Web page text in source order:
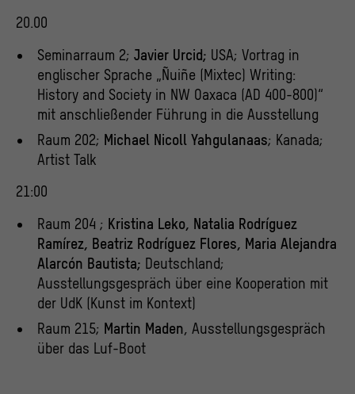
20.00
Seminarraum 2; Javier Urcid; USA; Vortrag in
englischer Sprache „Ñuiñe (Mixtec) Writing:
History and Society in NW Oaxaca (AD 400-800)“
mit anschließender Führung in die Ausstellung
Raum 202; Michael Nicoll Yahgulanaas; Kanada;
Artist Talk
21:00
Raum 204 ; Kristina Leko, Natalia Rodríguez
Ramírez, Beatriz Rodríguez Flores, Maria Alejandra
Alarcón Bautista; Deutschland;
Ausstellungsgespräch über eine Kooperation mit
der UdK (Kunst im Kontext)
Raum 215; Martin Maden, Ausstellungsgespräch
über das Luf-Boot
über ihr Verhalten anonym gesammelt und
ausgewertet werden.